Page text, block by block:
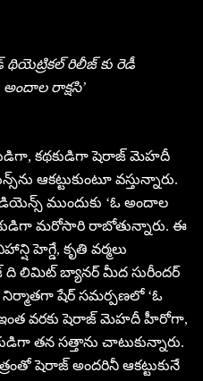
థియెట్రికల్ రిలీజ్ కు రెడీ
అందాల రాక్షసి’
కథకుడిగా షెరాజ్ మెహదీ
ఆకట్టుకుంటూ వస్తున్నారు.
ముందుకు ‘ఓ అందాల
మరోసారి రాబోతున్నారు. ఈ
హెగ్డే, కృతి వర్మలు
లిమిట్ బ్యానర్ మీద సురీందర్
షేర్ సమర్పణలో ‘ఓ
ఇంత వరకు షెరాజ్ మెహదీ హీరోగా,
తన సత్తాను చాటుకున్నారు.
షెరాజ్ అందరినీ ఆకట్టుకునే